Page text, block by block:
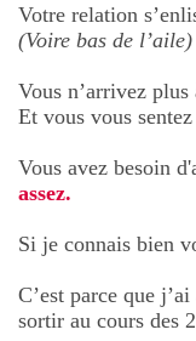
Votre relation
(Voire bas de l’aile)
Vous n’arrivez
Et vous vous
Vous avez besoin
assez.
Si je connais bien
C’est parce que
sortir au cours des